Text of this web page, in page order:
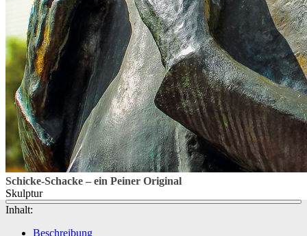
Schicke-Schacke – ein Peiner Original
Skulptur
Inhalt:
Beschreibung